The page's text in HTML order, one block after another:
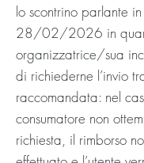
lo scontrino parlante
28/02/2026 in
organizzatrice/sua
di richiederne l’invio
raccomandata: nel
consumatore non
richiesta, il rimborso